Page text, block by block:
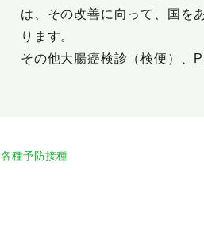
は、その改善に向って、国を
ります。
その他大腸癌検診（検便）、
各種予防接種